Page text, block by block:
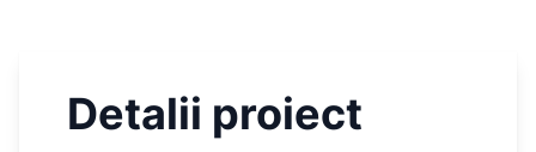
Detalii proiect